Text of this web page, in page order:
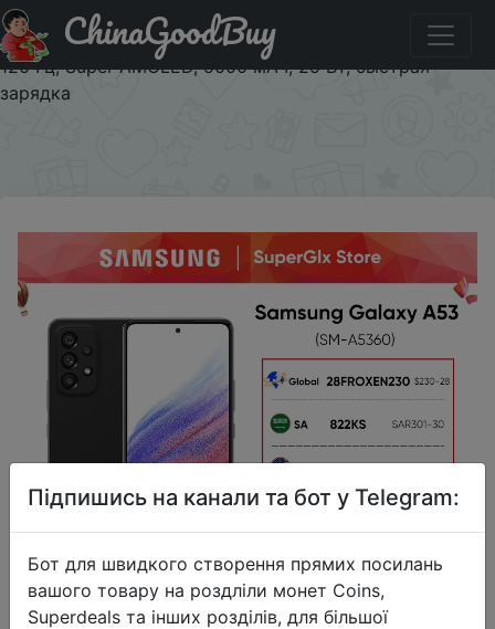
Придбати по знижці Оригинальный смартфон Samsung
Galaxy A53 5G, Android Exynos 1280, Восьмиядерный,
120 Гц, Super AMOLED, 5000 мАч, 25 Вт, быстрая
зарядка
ChinaGoodBuy
Підпишись на канали та бот у Telegram:
Бот для швидкого створення прямих посилань
вашого товару на роздліли монет Coins,
Superdeals та інших розділів, для більшої